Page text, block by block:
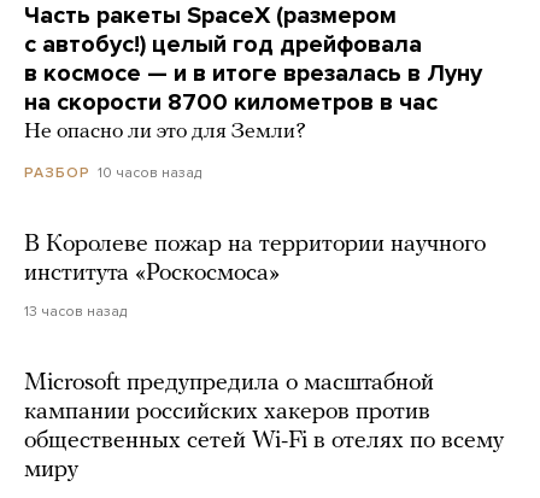
Часть ракеты SpaceX (размером
с автобус!) целый год дрейфовала
в космосе — и в итоге врезалась в Луну
на скорости 8700 километров в час
Не опасно ли это для Земли?
РАЗБОР 10 часов назад
В Королеве пожар на территории научного
института «Роскосмоса»
13 часов назад
Microsoft предупредила о масштабной
кампании российских хакеров против
общественных сетей Wi-Fi в отелях по всему
миру